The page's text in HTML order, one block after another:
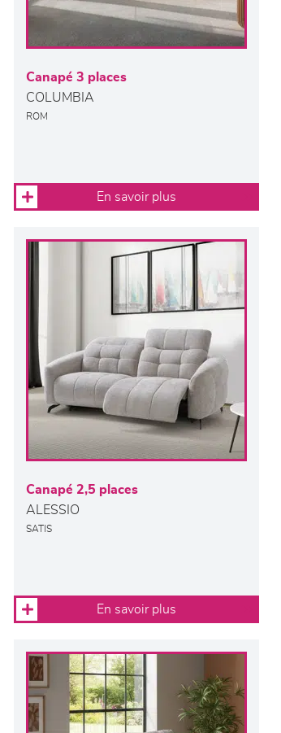
Canapé 3 places
COLUMBIA
ROM
En savoir plus
Canapé 2,5 places
ALESSIO
SATIS
En savoir plus